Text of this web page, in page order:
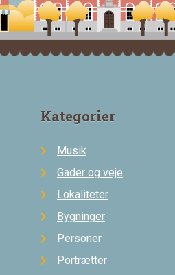
Kategorier
Musik
Gader og veje
Lokaliteter
Bygninger
Personer
Portrætter